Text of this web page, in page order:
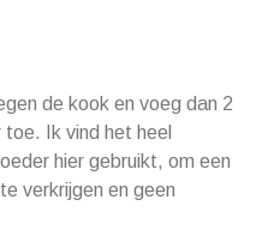
de kook en voeg dan 2
Ik vind het heel
hier gebruikt, om een
verkrijgen en geen